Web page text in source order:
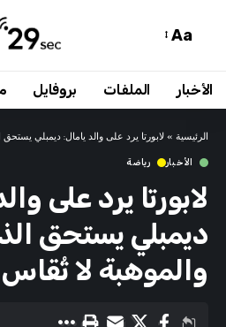
Aa
الأخبار الملفات بروفايل
الرئيسية » لابورتا يرد على والد يامال: ديمبلي
الأخبار رياضة
لابورتا يرد على
ديمبلي يستحق
والموهبة لا